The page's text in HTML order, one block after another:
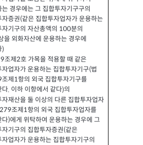
는 경우에는 그 집합투자기구구의
자증권(같은 집합투자업자가 운용하는
자기구의 자산총액의 100분의
을 외화자산에 운용하는 경우에
)
조제2호 가목을 적용할 때 같은
자업자가 운용하는 집합투자기구(법
조제 1항의 외국 집합투자기구를
다. 이하 이항에서 같다)의
자재산을 둘 이상의 다른 집합투자업자
279조제1항의 외국 집합투자업자를
다)에게 위탁하여 운용하는 경우에 그
자기구의 집합투자증권(같은
자업자가 운용하는 집합투자기구의